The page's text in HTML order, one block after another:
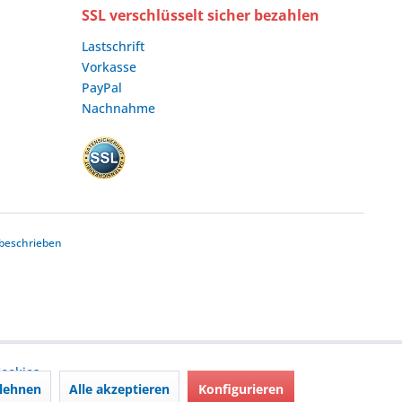
SSL verschlüsselt sicher bezahlen
Lastschrift
Vorkasse
PayPal
Nachnahme
Alle akzeptieren Konfigurieren